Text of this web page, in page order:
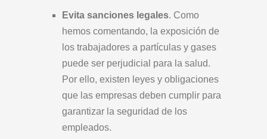
Evita sanciones legales. Como
hemos comentando, la exposición de
los trabajadores a partículas y gases
puede ser perjudicial para la salud.
Por ello, existen leyes y obligaciones
que las empresas deben cumplir para
garantizar la seguridad de los
empleados.